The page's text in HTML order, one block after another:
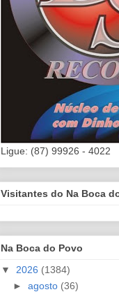
Ligue: (87) 99926 - 4022
Visitantes do Na Boca
Na Boca do Povo
▼ 2026 (1384)
► agosto (36)